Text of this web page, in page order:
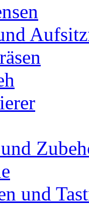
und